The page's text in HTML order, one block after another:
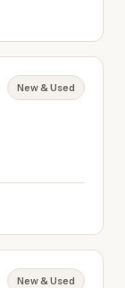
New & Used
New & Used